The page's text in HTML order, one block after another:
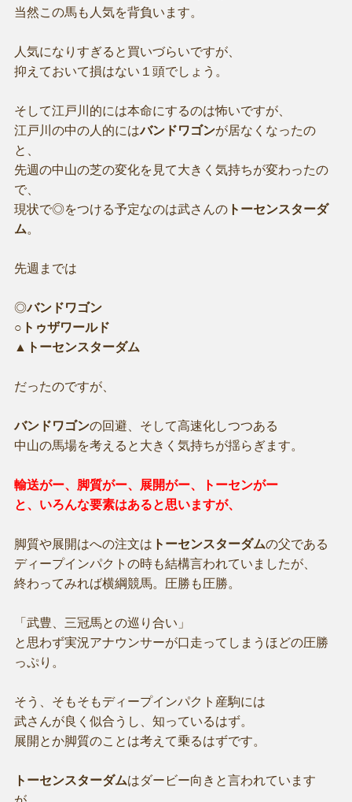
当然この馬も人気を背負います。
人気になりすぎると買いづらいですが、
抑えておいて損はない１頭でしょう。
そして江戸川的には本命にするのは怖いですが、
江戸川の中の人的にはバンドワゴンが居なくなったの
と、
先週の中山の芝の変化を見て大きく気持ちが変わったの
で、
現状で◎をつける予定なのは武さんのトーセンスターダ
ム。
先週までは
◎バンドワゴン
○ トゥザワールド
▲
トーセンスターダム
だったのですが、
バンドワゴンの回避、そして高速化しつつある
中山の馬場を考えると大きく気持ちが揺らぎます。
輸送がー、脚質がー、展開がー、トーセンがー
と、いろんな要素はあると思いますが、
脚質や展開はへの注文は トーセンスターダムの父である
ディープインパクトの時も結構言われていましたが、
終わってみれば横綱競馬。圧勝も圧勝。
「武豊、三冠馬との巡り合い」
と思わず実況アナウンサーが口走ってしまうほどの圧勝
っぷり。
そう、そもそもディープインパクト産駒には
武さんが良く似合うし、知っているはず。
展開とか脚質のことは考えて乗るはずです。
トーセンスターダムはダービー向きと言われています